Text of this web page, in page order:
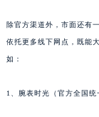
除官方渠道外，市面还有
依托更多线下网点，既能
如：
1、腕表时光（官方全国统